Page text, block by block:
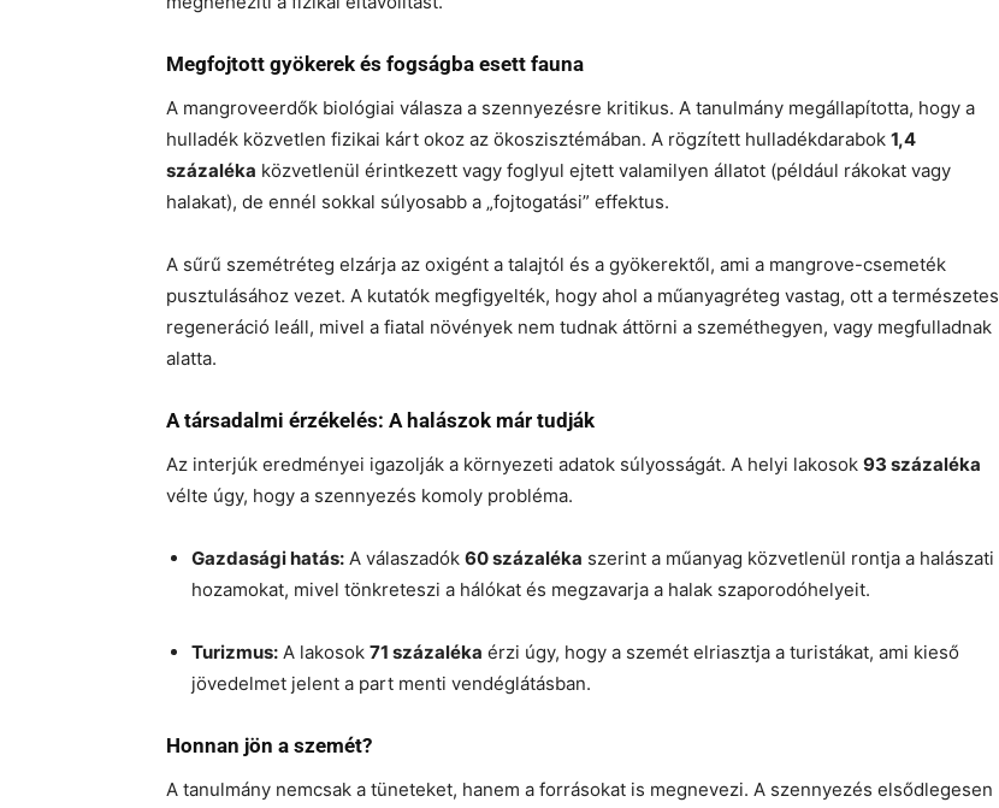
Megfojtott gyökerek és fogságba esett fauna
A mangroveerdők biológiai válasza a szennyezésre kritikus. A tanulmány megállapította, hogy a
hulladék közvetlen fizikai kárt okoz az ökoszisztémában. A rögzített hulladékdarabok 1,4
százaléka közvetlenül érintkezett vagy foglyul ejtett valamilyen állatot (például rákokat vagy
halakat), de ennél sokkal súlyosabb a „fojtogatási” effektus.
A sűrű szemétréteg elzárja az oxigént a talajtól és a gyökerektől, ami a mangrove-csemeték
pusztulásához vezet. A kutatók megfigyelték, hogy ahol a műanyagréteg vastag, ott a természetes
regeneráció leáll, mivel a fiatal növények nem tudnak áttörni a szeméthegyen, vagy megfulladnak
alatta.
A társadalmi érzékelés: A halászok már tudják
Az interjúk eredményei igazolják a környezeti adatok súlyosságát. A helyi lakosok 93 százaléka
vélte úgy, hogy a szennyezés komoly probléma.
Gazdasági hatás: A válaszadók 60 százaléka szerint a műanyag közvetlenül rontja a halászati
hozamokat, mivel tönkreteszi a hálókat és megzavarja a halak szaporodóhelyeit.
Turizmus: A lakosok 71 százaléka érzi úgy, hogy a szemét elriasztja a turistákat, ami kieső
jövedelmet jelent a part menti vendéglátásban.
Honnan jön a szemét?
A tanulmány nemcsak a tüneteket, hanem a forrásokat is megnevezi. A szennyezés elsődlegesen